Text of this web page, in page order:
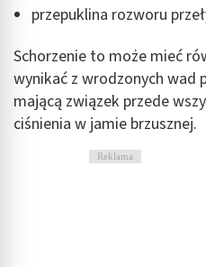
przepuklina rozworu
Schorzenie to może mieć
wynikać z wrodzonych wad
mającą związek przede
ciśnienia w jamie brzusznej.
Reklama